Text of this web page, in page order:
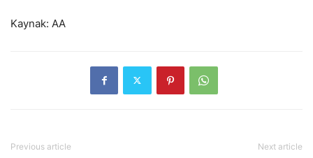
Kaynak: AA
Previous article Next article